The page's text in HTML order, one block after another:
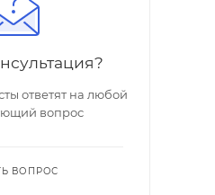
ответят на любой
вопрос
ВОПРОС